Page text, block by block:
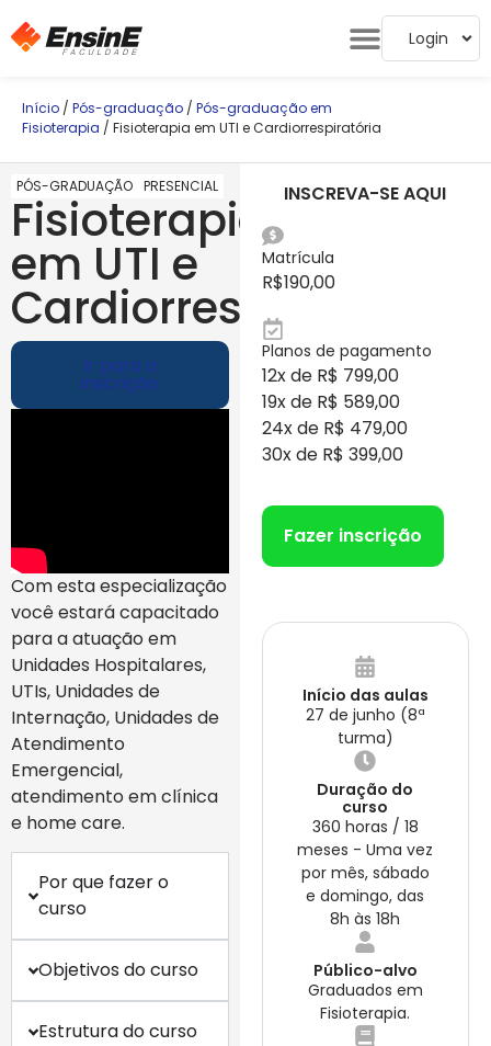
Login
Início / Pós-graduação / Pós-graduação em
Fisioterapia / Fisioterapia em UTI e Cardiorrespiratória
PÓS-GRADUAÇÃO PRESENCIAL
Fisioterapia
em UTI e
Cardiorrespiratória
Ir para a
inscrição
Com esta especialização
você estará capacitado
para a atuação em
Unidades Hospitalares,
UTIs, Unidades de
Internação, Unidades de
Atendimento
Emergencial,
atendimento em clínica
e home care.
Por que fazer o
curso
Objetivos do curso
Estrutura do curso
INSCREVA-SE AQUI
Matrícula
R$190,00
Planos de pagamento
12x de R$ 799,00
19x de R$ 589,00
24x de R$ 479,00
30x de R$ 399,00
Fazer inscrição
Início das aulas
27 de junho (8ª
turma)
Duração do
curso
360 horas / 18
meses - Uma vez
por mês, sábado
e domingo, das
8h às 18h
Público-alvo
Graduados em
Fisioterapia.